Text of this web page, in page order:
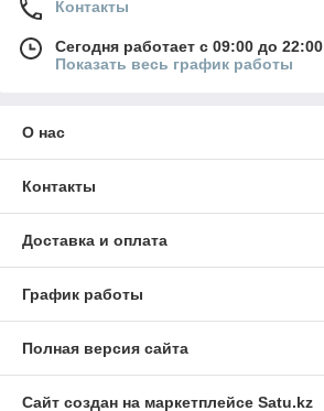
Контакты
Сегодня работает с 09:00 до 22:00
Показать весь график работы
О нас
Контакты
Доставка и оплата
График работы
Полная версия сайта
Сайт создан на маркетплейсе Satu.kz